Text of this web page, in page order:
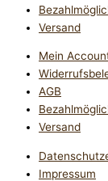
Versand
Mein
AGB
Versand
Impressum